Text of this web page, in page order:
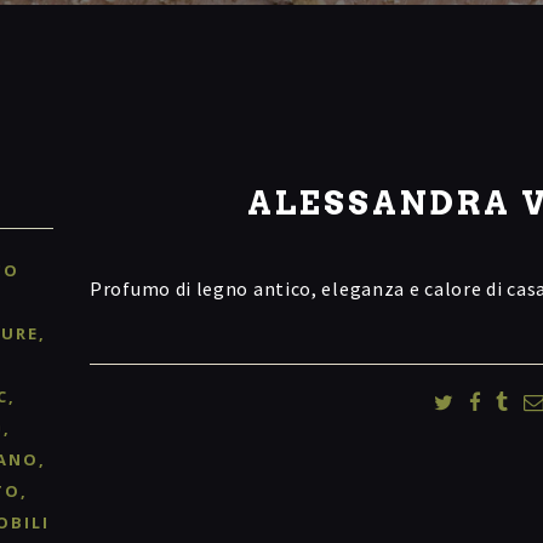
ALESSANDRA
Profumo di legno antico, eleganza e calore di